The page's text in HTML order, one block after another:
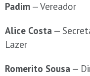
Padim — Vereador
Alice Costa —
Lazer
Romerito Sousa —